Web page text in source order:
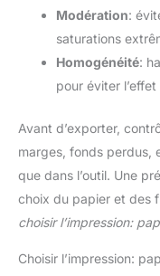
Modération:
saturations
Homogénéité:
pour éviter
Avant d’exporter,
marges, fonds perdus,
que dans l’outil. Une
choix du papier et des
choisir l’impression:
Choisir l’impression: